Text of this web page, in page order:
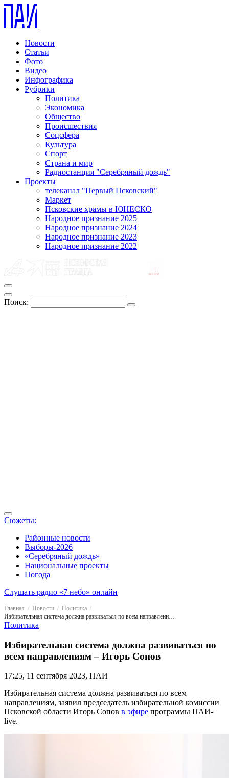
Новости
Статьи
Фото
Видео
Инфографика
Рубрики
Политика
Экономика
Общество
Происшествия
Соцсфера
Культура
Спорт
Страна и мир
Радиостанция "Серебряный дождь"
Проекты
телеканал "Первый Псковский"
Маркет
Псковские храмы в ЮНЕСКО
Народное признание 2025
Народное признание 2024
Народное признание 2023
Народное признание 2022
Поиск:
Сюжеты:
Районные новости
Выборы-2026
«Серебряный дождь»
Национальные проекты
Погода
Слушать радио «7 небо» онлайн
Главная Новости
Политика
Избирательная система должна развиваться по всем направлениям – Игорь Сопов
Политика
Избирательная система должна развиваться по
всем направлениям – Игорь Сопов
17:25, 11 сентября 2023, ПАИ
Избирательная система должна развиваться по всем
направлениям, заявил председатель избирательной комиссии
Псковской области Игорь Сопов в эфирепрограммы ПАИ-
live.